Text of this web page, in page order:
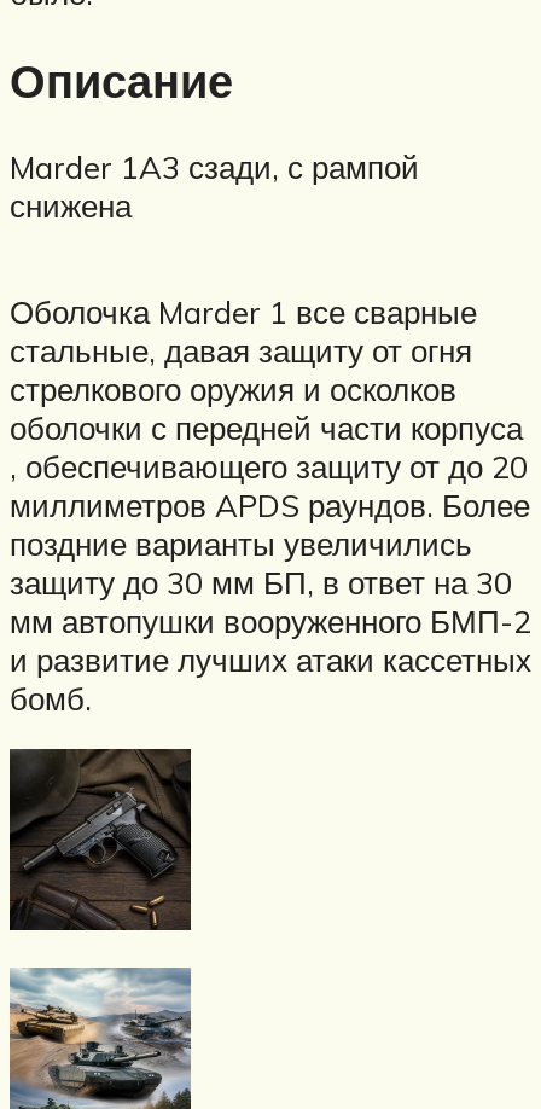
Описание
Marder 1A3 сзади, с рампой
снижена
Оболочка Marder 1 все сварные
стальные, давая защиту от огня
стрелкового оружия и осколков
оболочки с передней части корпуса
, обеспечивающего защиту от до 20
миллиметров APDS раундов. Более
поздние варианты увеличились
защиту до 30 мм БП, в ответ на 30
мм автопушки вооруженного БМП-2
и развитие лучших атаки кассетных
бомб.